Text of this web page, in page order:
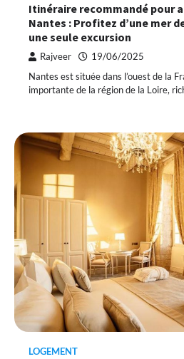
Itinéraire recommandé pour
Nantes : Profitez d’une mer
une seule excursion
Rajveer 19/06/2025
Nantes est située dans l’ouest de la
importante de la région de la Loire,
LOGEMENT